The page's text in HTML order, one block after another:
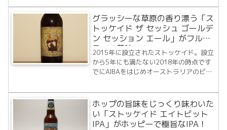
リューがあるスミートン グランジという
サバーブもシドニーからほど近く、美味
しいクラフトビールをどんどん創造して
きました...
グラッシーな草原の香り漂う「ス
トッケイド ザ セッシュ ゴールデ
ン セッション エール」がフルー
ティで美味い！
2015年に設立されたストッケイド。設立
から5年にも満たない2018年の時点です
でにAIBAをはじめオーストラリアのビー
ュワリーです。今回はそのストッケイド
の限定ビール、ザ セッシュ ゴールデン
セッション エールを見つけたの...
ホップの旨味をじっくり味わいた
い「ストッケイド エイトビット
IPA」がホッピーで極旨なIPA！